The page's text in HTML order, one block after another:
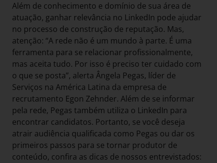
Além de conhecimento e domínio de sua área de
atuação, ganhar relevância no LinkedIn pode ajudar
no processo de construção de reputação. Mas,
atenção: “A rede não é um mundo à parte. É uma
ferramenta para se relacionar profissionalmente,
mas aceita tudo. Por isso é preciso ter cuidado com
o que se posta”, alerta Ângela Pegas, líder de
Serviços na América Latina da empresa de
recrutamento Egon Zehnder. Além de se informar
pela rede, Pegas também utiliza o LinkedIn para
encontrar candidatos. Portanto, se você deseja
atrair audiência qualificada como Pegas ou dar os
primeiros passos para se tornar produtor de
conteúdo, confira as dicas de nossos entrevistados: